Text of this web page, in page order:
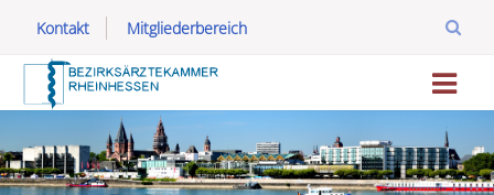
Kontakt Mitgliederbereich